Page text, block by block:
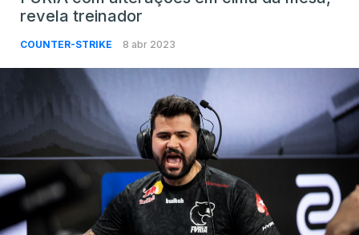
revela treinador
COUNTER-STRIKE 8 abr 2023